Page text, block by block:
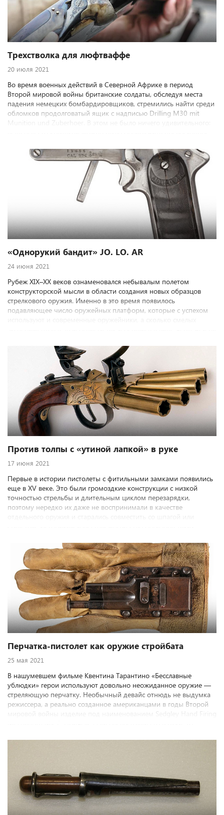
Трехстволка для люфтваффе
20 июля 2021
Во время военных действий в Северной Африке в период
Второй мировой войны британские солдаты, обследуя места
падения немецких бомбардировщиков, стремились найти среди
обломков продолговатый ящик с надписью Drilling M30 mit
Munition und Zuberhoer. В этом не было ничего удивительного:
аксессуарами и даже подробной инструкцией по применению.
«Однорукий бандит» JO. LO. AR
24 июня 2021
Рубеж XIX–ХХ веков ознаменовался небывалым полетом
конструкторской мысли в области создания новых образцов
стрелкового оружия. Именно в это время появилось
подавляющее число оружейных платформ, которые с успехом
используют и современные оружейники, а сколько смелых
фоне бьющего через край креатива изобретение испанского
конструктора Хосе Лопеса де Арнаиса, безусловно, заслуживает
особого внимания.
Против толпы с «утиной лапкой» в руке
17 июня 2021
Первые в истории пистолеты с фитильными замками появились
еще в XV веке. Это были громоздкие конструкции с низкой
точностью стрельбы и длительным циклом перезарядки,
поэтому нередко их даже не воспринимали в качестве
отдельного оружия и старались совместить со шпагой или
Перчатка-пистолет как оружие стройбата
25 мая 2021
В нашумевшем фильме Квентина Тарантино «Бесславные
ублюдки» герои используют довольно неожиданное оружие —
стреляющую перчатку. Необычный девайс отнюдь не выдумка
режиссера, а реально созданное американцами в годы Второй
мировой войны изделие под наименованием Sedgley Hand Firing
заказу Военно-Морского флота США. Зачем понадобился